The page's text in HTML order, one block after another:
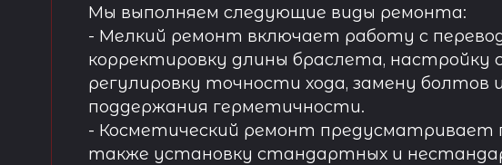
Мы выполняем следующие виды ремонта:
- Мелкий ремонт включает работу с
корректировку длины браслета,
регулировку точности хода, замену болтов
поддержания герметичности.
- Косметический ремонт предусматривает
также установку стандартных и